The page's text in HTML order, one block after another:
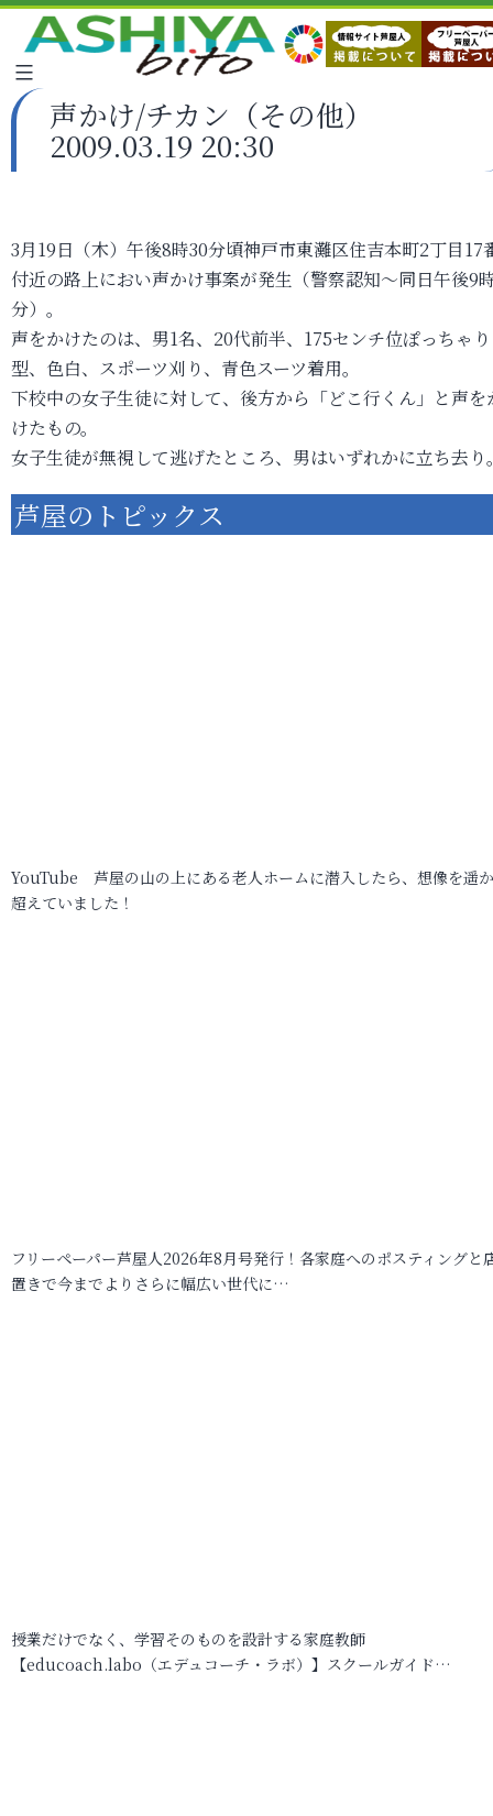
声かけ/チカン（その他）
2009.03.19 20:30
3月19日（木）午後8時30分頃神戸市東灘区住吉本町2丁目17
付近の路上におい声かけ事案が発生（警察認知～同日午後9
分）。
声をかけたのは、男1名、20代前半、175センチ位ぽっちゃり
型、色白、スポーツ刈り、青色スーツ着用。
下校中の女子生徒に対して、後方から「どこ行くん」と声を
けたもの。
女子生徒が無視して逃げたところ、男はいずれかに立ち去り
芦屋のトピックス
YouTube 芦屋の山の上にある老人ホームに潜入したら、想像を遥
超えていました！
フリーペーパー芦屋人2026年8月号発行！各家庭へのポスティングと
置きで今までよりさらに幅広い世代に…
授業だけでなく、学習そのものを設計する家庭教師
【educoach.labo（エデュコーチ・ラボ）】スクールガイド…